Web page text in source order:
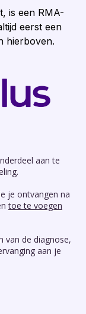
is een RMA-
eerst een
hierboven.